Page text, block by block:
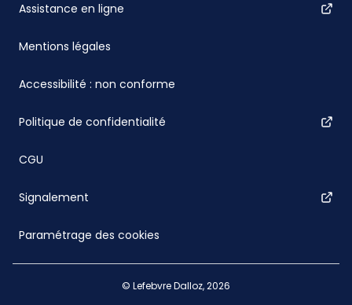
Assistance en ligne
Mentions légales
Accessibilité : non conforme
Politique de confidentialité
CGU
Signalement
Paramétrage des cookies
© Lefebvre Dalloz, 2026